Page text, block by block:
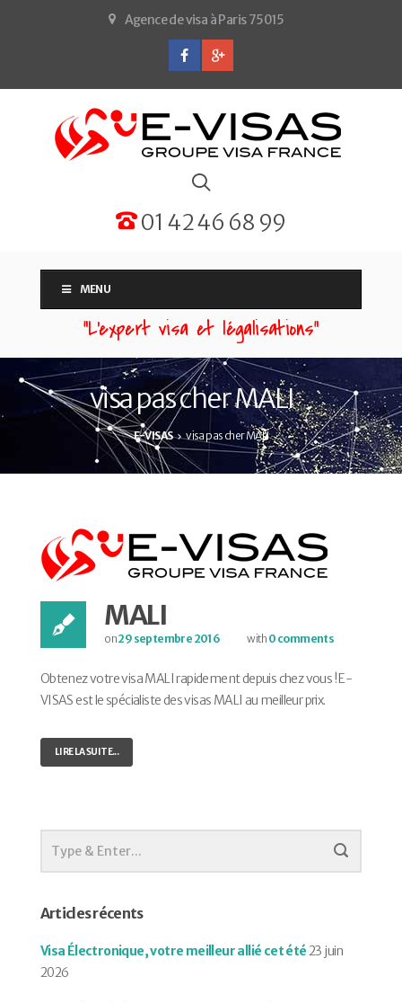
Agence de visa à Paris 75015
01 42 46 68 99
MENU
“L'expert visa et légalisations”
visa pas cher MALI
E-VISAS visa pas cher MALI
MALI
on29 septembre 2016 with 0 comments
Obtenez votre visa MALI rapidement depuis chez vous ! E-
VISAS est le spécialiste des visas MALI au meilleur prix.
LIRE LA SUITE...
Articles récents
Visa Électronique, votre meilleur allié cet été23 juin
2026